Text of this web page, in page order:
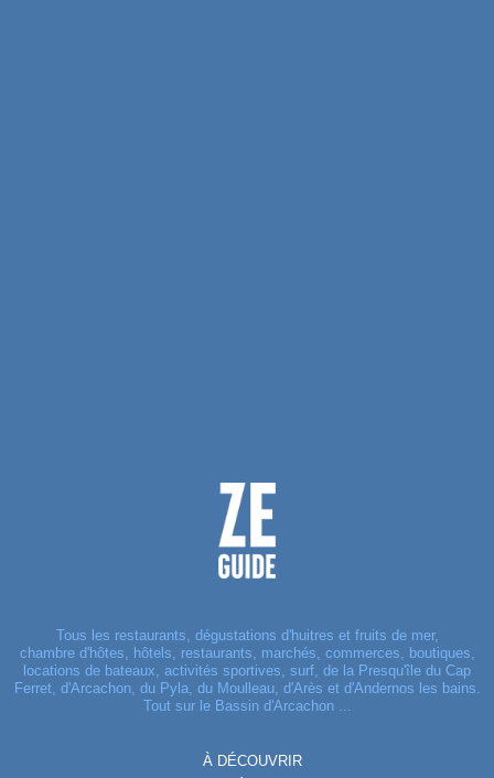
Tous les restaurants, dégustations d'huitres et fruits de mer,
chambre d'hôtes, hôtels, restaurants, marchés, commerces, boutiques,
locations de bateaux, activités sportives, surf, de la Presqu'île du Cap
Ferret, d'Arcachon, du Pyla, du Moulleau, d'Arès et d'Andernos les bains.
Tout sur le Bassin d'Arcachon ...
À DÉCOUVRIR